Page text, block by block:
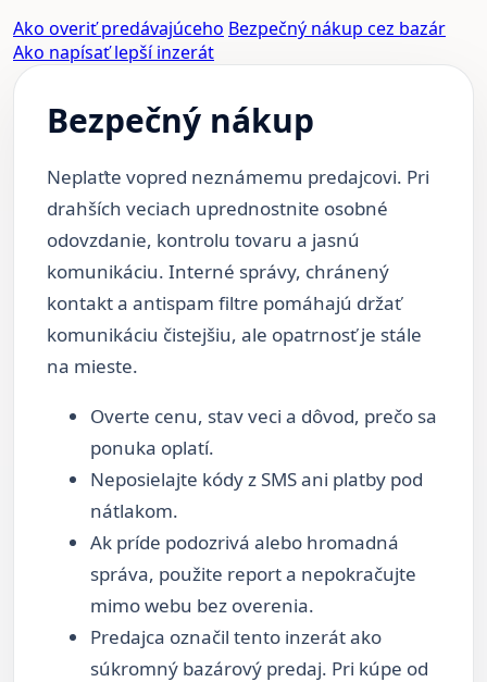
Ako overiť predávajúceho Bezpečný nákup cez bazár
Ako napísať lepší inzerát
Bezpečný nákup
Neplaťte vopred neznámemu predajcovi. Pri
drahších veciach uprednostnite osobné
odovzdanie, kontrolu tovaru a jasnú
komunikáciu. Interné správy, chránený
kontakt a antispam filtre pomáhajú držať
komunikáciu čistejšiu, ale opatrnosť je stále
na mieste.
Overte cenu, stav veci a dôvod, prečo sa
ponuka oplatí.
Neposielajte kódy z SMS ani platby pod
nátlakom.
Ak príde podozrivá alebo hromadná
správa, použite report a nepokračujte
mimo webu bez overenia.
Predajca označil tento inzerát ako
súkromný bazárový predaj. Pri kúpe od